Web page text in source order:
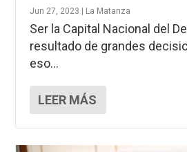
Jun 27, 2023 | La Matanza
Ser la Capital Nacional del
resultado de grandes
eso...
LEER MÁS